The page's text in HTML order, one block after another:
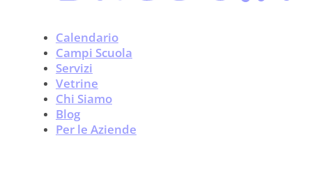
Calendario
Campi Scuola
Servizi
Vetrine
Chi Siamo
Blog
Per le Aziende